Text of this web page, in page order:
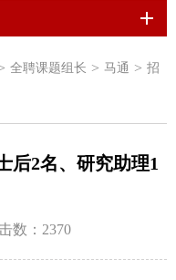
全聘课题组长 > 马通 > 招
后2名、研究助理1
数： 2370